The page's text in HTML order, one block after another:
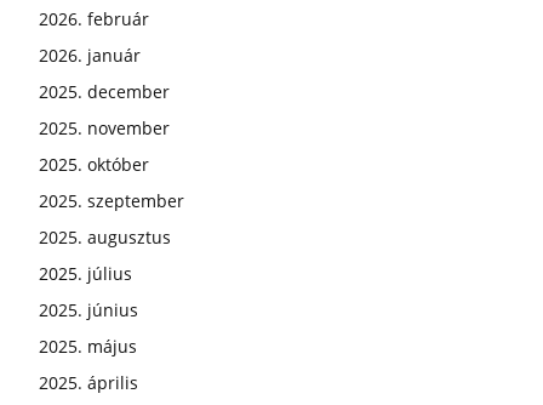
2026. február
2026. január
2025. december
2025. november
2025. október
2025. szeptember
2025. augusztus
2025. július
2025. június
2025. május
2025. április